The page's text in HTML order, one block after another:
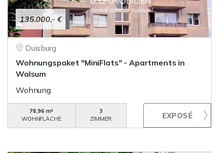
135.000,- €
Duisburg
Wohnungspaket "MiniFlats" - Apartments in
Walsum
Wohnung
78,96 m²
WOHNFLÄCHE
3
ZIMMER